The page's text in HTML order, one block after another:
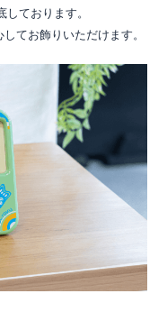
ております。
てお飾りいただけます。